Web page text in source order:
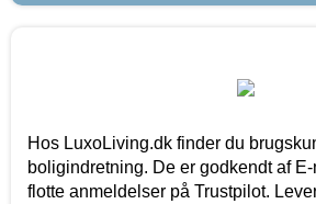
Hos LuxoLiving.dk finder du
boligindretning. De er godkendt af
flotte anmeldelser på Trustpilot.